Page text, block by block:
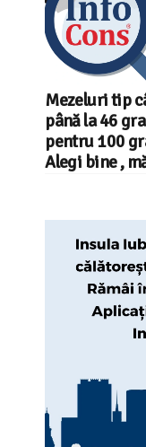
Mezeluri tip
până la 46
pentru 100
Alegi bine ,